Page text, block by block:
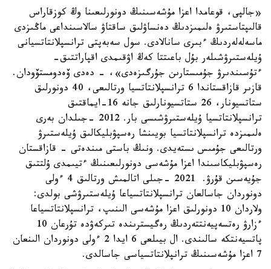
«جالپى، قوعامدا اعزا مۇشەسىنىڭ دونورلىعىنا وڭ كوزقاراس
قالىپتاستىرۋ ەلىمىزدىڭ دەنساۋلىق ساقتاۋ سالاسىنداعى ماڭىزدى
ماسەلەلەردىڭ ءبىرى سانالادى. سول سەبەپتى ترانسپلانتاتسيانى
ۇيلەستىرۋشىلەر بۇل باعىتتا كەڭ اۋقىمدى اقپاراتتىق-
ءتۇسىندىرۋ جۇمىستارىن جۇرگىزەدى»، - دەدى ۆەدومستۆودان.
قازىر ​قازاقستاندا 6 ترانسپلانتاتسيا ورتالىعى، 40 دونورلىق
ستاتسيونار، 26 ستاتسيونارلىق جانە 16-ايماقتىق
ترانسپلانتاتسيا ۇيلەستىرۋشىسى بار. 2012 -جىلدان بەرى
ەلىمىزدە ترانسپلانتاتسيا بويىنشا رەسپۋبليكالىق ۇيلەستىرۋ
ورتالىعى جۇمىس ىستەيدى. ونىڭ باستى مىندەتى - قازاقستان
رەسپۋبليكاسىندا اعزا مۇشەسى دونورلىعىنىڭ ءتيىمدى ۇلتتىق
جۇيەسىن قۇرۋ. ​ 2021 -جىلى اتالمىش ورتالىق 4 ءولى
دونوردان جاسالعان ترانسپلانتاتسياعا ۇيلەستىرۋشى بولدى:
ولاردان 10 دونورلىق اعزا مۇشەسى الىنىپ، ترانسپلانتاتسياعا
ءزارۋ رەتسەپيەنتتەردىڭ رەگيسترىندە تىركەۋدە تۇرعان 10
پاتسيەنتكە سالىندى. ال بيىلعى 6 ايدا 2 ءولى دونوردان الىنعان
7 اعزا مۇشەسىنىڭ ترانپلانتاتسياسى جاسالدى.